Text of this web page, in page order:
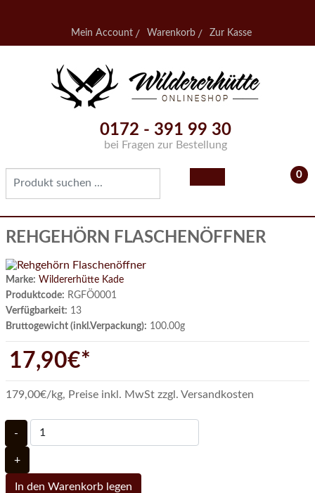
Mein Account Warenkorb Zur Kasse
0172 - 391 99 30
bei Fragen zur Bestellung
0
REHGEHÖRN FLASCHENÖFFNER
Marke: Wildererhütte Kade
Produktcode: RGFÖ0001
Verfügbarkeit: 13
Bruttogewicht (inkl.Verpackung): 100.00g
17,90€*
179,00€/kg, Preise inkl. MwSt zzgl. Versandkosten
-
+
In den Warenkorb legen